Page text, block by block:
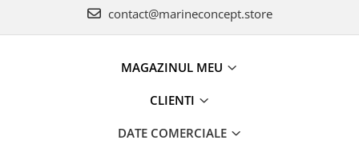
contact@marineconcept.store
MAGAZINUL MEU
CLIENTI
DATE COMERCIALE